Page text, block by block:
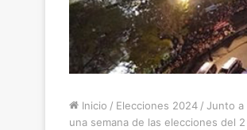
Inicio / Elecciones 2024 / Junto a
una semana de las elecciones del